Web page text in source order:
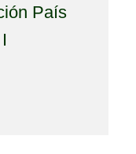
País